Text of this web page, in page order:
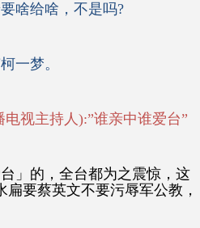
啥给啥，不是吗?
一梦。
视主持人):”谁亲中谁爱台”
」的，全台都为之震惊，这
要蔡英文不要污辱军公教，